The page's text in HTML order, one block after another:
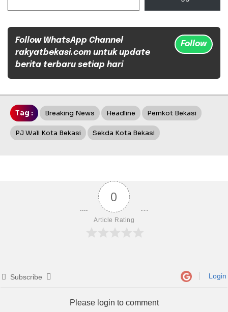
Follow WhatsApp Channel
rakyatbekasi.com untuk update
berita terbaru setiap hari
Follow
Tag : Breaking News Headline Pemkot Bekasi
PJ Wali Kota Bekasi Sekda Kota Bekasi
0
Article Rating
Subscribe Login
Please login to comment